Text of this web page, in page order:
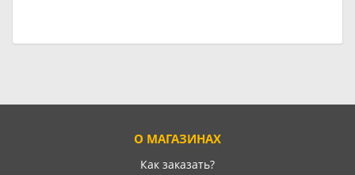
О МАГАЗИНАХ
Как заказать?